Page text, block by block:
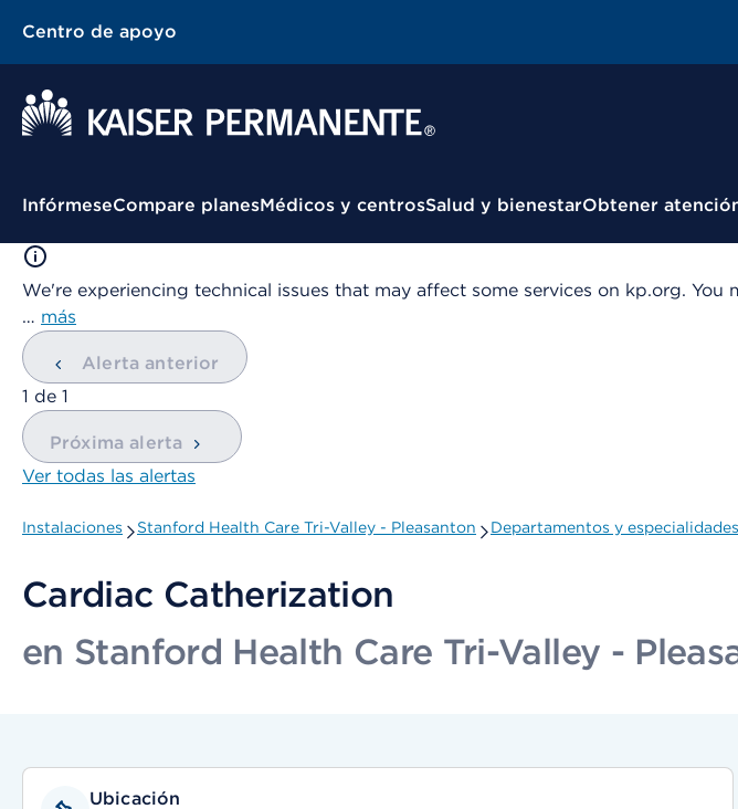
Centro de apoyo
Menú contextual
InfórmeseCompare planesMédicos y centrosSalud y bienestarObtener
We're experiencing technical issues that may affect some services on kp.org.
… más
Alerta anterior
mostrando
1 de 1
Próxima alerta
Ver todas las alertas
Instalaciones Stanford Health Care Tri-Valley - Pleasanton Departamentos y especialidades
Cardiac Catherization
en Stanford Health Care Tri-Valley -
Ubicación